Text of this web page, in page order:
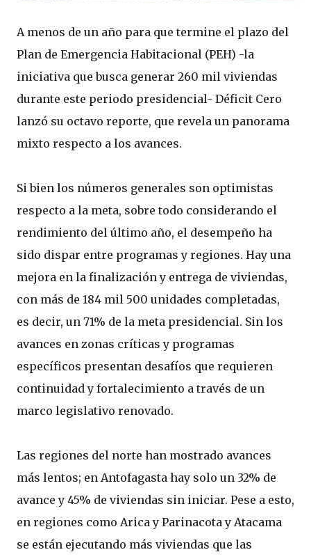
A menos de un año para que termine el plazo del
Plan de Emergencia Habitacional (PEH) -la
iniciativa que busca generar 260 mil viviendas
durante este periodo presidencial- Déficit Cero
lanzó su octavo reporte, que revela un panorama
mixto respecto a los avances.
Si bien los números generales son optimistas
respecto a la meta, sobre todo considerando el
rendimiento del último año, el desempeño ha
sido dispar entre programas y regiones. Hay una
mejora en la finalización y entrega de viviendas,
con más de 184 mil 500 unidades completadas,
es decir, un 71% de la meta presidencial. Sin los
avances en zonas críticas y programas
específicos presentan desafíos que requieren
continuidad y fortalecimiento a través de un
marco legislativo renovado.
Las regiones del norte han mostrado avances
más lentos; en Antofagasta hay solo un 32% de
avance y 45% de viviendas sin iniciar. Pese a esto,
en regiones como Arica y Parinacota y Atacama
se están ejecutando más viviendas que las